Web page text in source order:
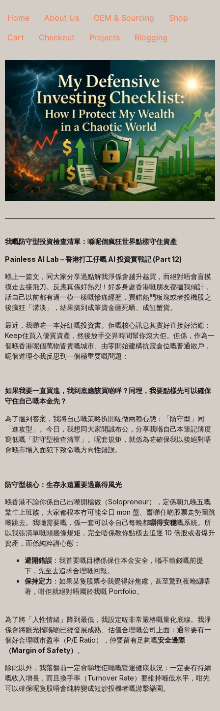
Home About Us OEM & Sourcing
Shop
Cart
Checkout Projects Blogging
我嘅防守型投資檢查清單：喺呢個瘋狂世界點樣守住資產
Painless AI Lab –香港打工仔嘅AI 投資實戰記(Part 12)
喺上一篇文，同大家分享過點解我淨係會越升越買，而絕對唔會盲摸
摸走去接飛刀。反應真係好熱烈！好多身處香港嘅朋友都搵我傾計，
話自己以前都有過一模一樣嘅慘痛經歷，買錯熱門板塊或者投機股之
後瘋狂「溝淡」，結果搞到成筆資金砸死晒、成缸蟹貨。
最近，我睇咗一本好紅嘅投資書。佢嘅核心訊息其實好直接好治癒：
Keep住買入優質資產，然後放手交畀時間幫你滾大佢。但係，作為一
個喺香港呢個萬物皆貴嘅城市、由零開始建構抗震倉位嘅普通散戶，
呢個道理令我反思到一個極重要嘅問題：
如果我要一直買進，我到底應該買啲咩？同埋，我要點樣先可以確保
守住自己嘅本金先？
為了搵到答案，我將自己嘅策略拆開咗做兩種心態：「防守型」同
「進攻型」。今日，我想同大家開誠布公，分享我喺自己本筆記簿度
寫低嘅「防守型檢查清單」。呢套規矩，就係為咗確保我以後絕對唔
會喺市場入面犯下致命嘅方向性錯誤。
防守型核心：生存永遠重要過贏得風光
喺香港不論你係自己出嚟開檔做（Solopreneur），定係朝九晚五嘅
繁忙上班族，大家都根本冇可能全日 mon 盤、齋睇住啲股票走勢圖跳
嚟跳去。我哋需要嘅，係一套可以令自己每晚都瞓得安穩嘅系統。所
以我張清單嘅頭幾條規矩，完全唔係教你點樣去追逐 10 倍股或者爆升
資產，而係純粹講心態：
避開錯誤 ：我首要嘅目標係保住本金安全，喺不輸錢嘅前提
下，先至去追求合理嘅回報。
保持定力 ：如果某隻股票令我覺得好焦慮，甚至驚到夜晚瞓唔
著，咁佢就絕對唔屬於我嘅 Portfolio。
為了將「人性情緒」降到最低，我設定咗非常嚴格嘅量化底線。我淨
係會將眼光擺喺啲已經發展成熟、估值合理嘅公司上面：通常要有一
個好合理嘅市盈率（P/E Ratio），仲要留有足夠嘅安全邊際
（Margin of Safety） 。
除此以外，我落盤前一定會睇埋佢哋嘅營運健康狀況：一定要有持續
嘅收入增長，而且換手率（Turnover Rate）要維持喺低水平，咁先
可以確保呢隻股唔會純粹變成短炒投機者嘅游擊樂園。